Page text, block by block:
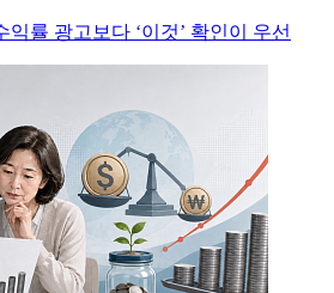
익률 광고보다 ‘이것’ 확인이 우선